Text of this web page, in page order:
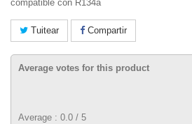
compatible con R134a
Tuitear Compartir
Average votes for this product
Average : 0.0 / 5